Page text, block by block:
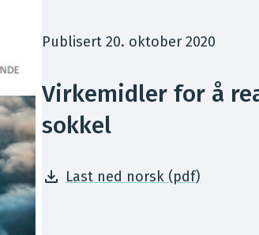
Publisert 20. oktober 2020
Virkemidler for å
sokkel
Last ned norsk (pdf)